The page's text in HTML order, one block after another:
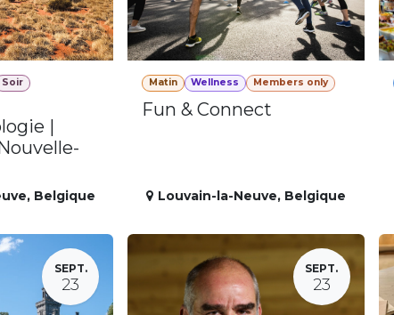
Soir
|
, Belgique
Matin Wellness Members only
Fun & Connect
Louvain-la-Neuve, Belgique
SEPT.
23
SEPT.
23